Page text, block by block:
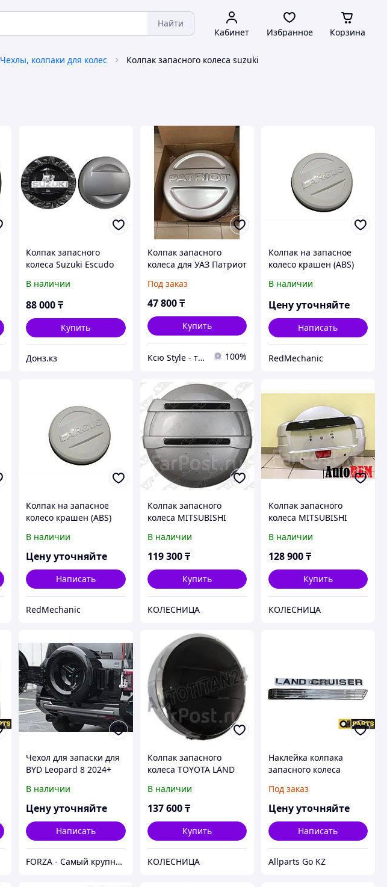
Найти
Кабинет Избранное Корзина
Чехлы, колпаки для колес Колпак запасного колеса suzuki
Колпак запасного
колеса Suzuki Escudo
16 (не под защелки)
В наличии
88 000₸
Купить
Донз.кз
Колпак запасного
колеса для УАЗ Патриот
Под заказ
47 800 ₸
Купить
Ксю Style - тюнинг автомобилей 100%
Колпак на запасное
колесо крашен (ABS)
В наличии
Цену уточняйте
Написать
RedMechanic
Колпак на запасное
колесо крашен (ABS)
В наличии
Цену уточняйте
Написать
RedMechanic
Колпак запасного
колеса MITSUBISHI
В наличии
119 300 ₸
Купить
КОЛЕСНИЦА
Колпак запасного
колеса MITSUBISHI
В наличии
128 900₸
Купить
КОЛЕСНИЦА
Чехол для запаски для
BYD Leopard 8 2024+
леопард 8 защита
запасного колеса
колпак запаски
В наличии
Цену уточняйте
Написать
FORZA - Самый крупный тюнинг-маркет в Казахстане
Колпак запасного
колеса TOYOTA LAND
В наличии
137 600 ₸
Купить
КОЛЕСНИЦА
Наклейка колпака
запасного колеса
2008-2021 (Хром)
Под заказ
Цену уточняйте
Написать
Allparts Go KZ